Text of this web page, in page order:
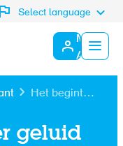
Select language
Mijn
Abiant
Het begint
Nanda
geluid